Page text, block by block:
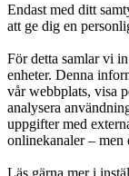
Endast med ditt
att ge dig en
För detta samlar vi
enheter. Denna
vår webbplats, visa
analysera
uppgifter med
onlinekanaler – men
Läs gärna mer i